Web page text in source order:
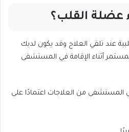
عضلة القلب؟
عند تلقي العلاج وقد يكون لديك
أثناء الإقامة في المستشفى
المستشفى من العلاجات اعتمادًا على